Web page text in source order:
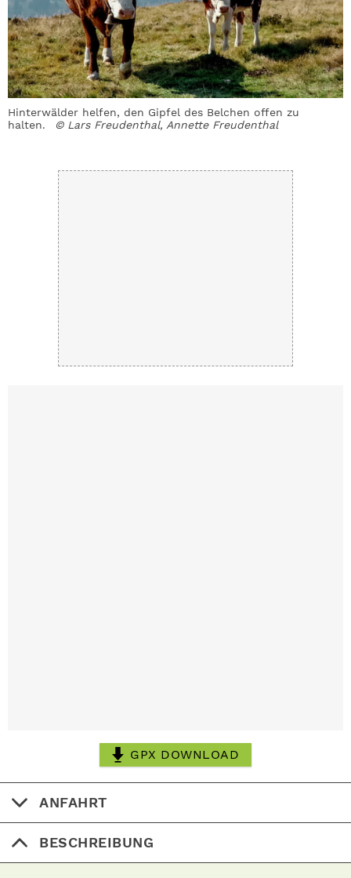
Hinterwälder helfen, den Gipfel des Belchen offen zu
halten.
© Lars Freudenthal, Annette Freudenthal
GPX DOWNLOAD
ANFAHRT
BESCHREIBUNG